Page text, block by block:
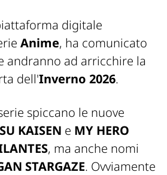
digitale
Anime, ha comunicato
andranno ad arricchire la
dell'Inverno 2026.
spiccano le nuove
KAISEN e MY HERO
, ma anche nomi
STARGAZE. Ovviamente